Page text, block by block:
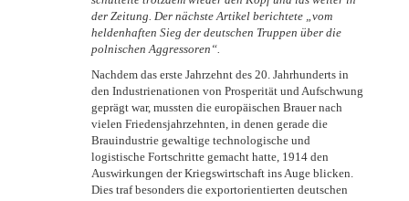
der Zeitung. Der nächste Artikel berichtete „vom
heldenhaften Sieg der deutschen Truppen über die
polnischen Aggressoren“.
Nachdem das erste Jahrzehnt des 20. Jahrhunderts in
den Industrienationen von Prosperität und Aufschwung
geprägt war, mussten die europäischen Brauer nach
vielen Friedensjahrzehnten, in denen gerade die
Brauindustrie gewaltige technologische und
logistische Fortschritte gemacht hatte, 1914 den
Auswirkungen der Kriegswirtschaft ins Auge blicken.
Dies traf besonders die exportorientierten deutschen